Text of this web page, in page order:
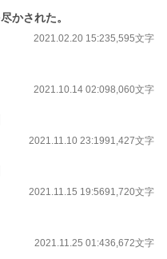
かされた。
2021.02.20 15:235,595文字
2021.10.14 02:098,060文字
2021.11.10 23:1991,427文字
2021.11.15 19:5691,720文字
2021.11.25 01:436,672文字